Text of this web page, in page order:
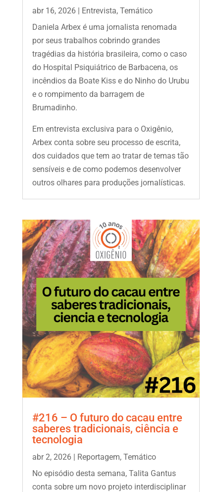
abr 16, 2026| Entrevista, Temático
Daniela Arbex é uma jornalista renomada
por seus trabalhos cobrindo grandes
tragédias da história brasileira, como o caso
do Hospital Psiquiátrico de Barbacena, os
incêndios da Boate Kiss e do Ninho do Urubu
e o rompimento da barragem de
Brumadinho.
Em entrevista exclusiva para o Oxigênio,
Arbex conta sobre seu processo de escrita,
dos cuidados que tem ao tratar de temas tão
sensíveis e de como podemos desenvolver
outros olhares para produções jornalísticas.
#216 – O futuro do cacau entre
saberes tradicionais, ciência e
tecnologia
abr 2, 2026| Reportagem, Temático
No episódio desta semana, Talita Gantus
conta sobre um novo projeto interdisciplinar